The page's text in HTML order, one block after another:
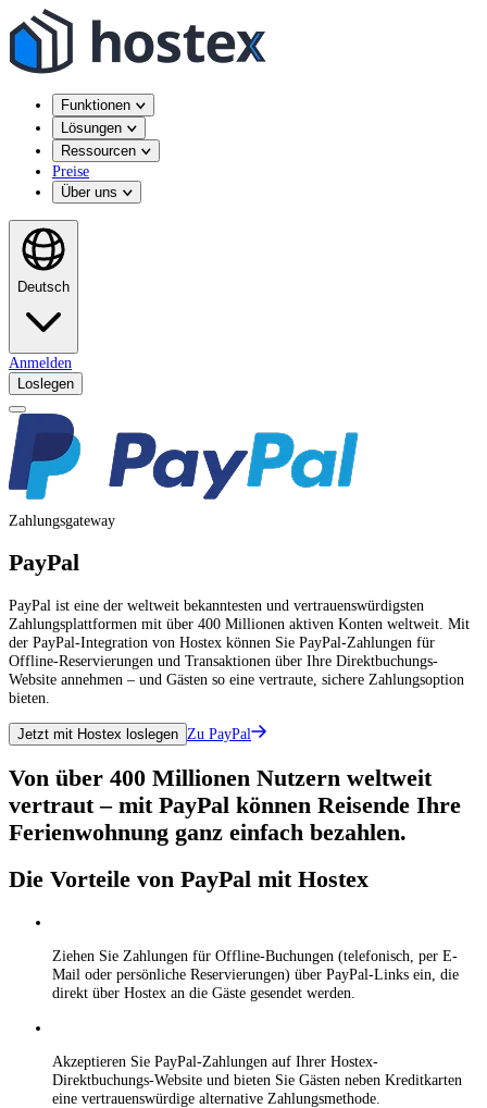
Funktionen
Lösungen
Ressourcen
Preise
Über uns
Deutsch
Anmelden
Loslegen
Zahlungsgateway
PayPal
PayPal ist eine der weltweit bekanntesten und vertrauenswürdigsten
Zahlungsplattformen mit über 400 Millionen aktiven Konten weltweit. Mit
der PayPal-Integration von Hostex können Sie PayPal-Zahlungen für
Offline-Reservierungen und Transaktionen über Ihre Direktbuchungs-
Website annehmen – und Gästen so eine vertraute, sichere Zahlungsoption
bieten.
Jetzt mit Hostex loslegen Zu PayPal
Von über 400 Millionen Nutzern weltweit
vertraut – mit PayPal können Reisende Ihre
Ferienwohnung ganz einfach bezahlen.
Die Vorteile von PayPal mit Hostex
Ziehen Sie Zahlungen für Offline-Buchungen (telefonisch, per E-
Mail oder persönliche Reservierungen) über PayPal-Links ein, die
direkt über Hostex an die Gäste gesendet werden.
Akzeptieren Sie PayPal-Zahlungen auf Ihrer Hostex-
Direktbuchungs-Website und bieten Sie Gästen neben Kreditkarten
eine vertrauenswürdige alternative Zahlungsmethode.